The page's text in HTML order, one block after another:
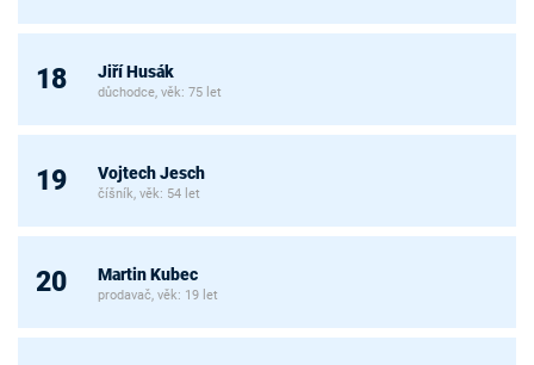
18 Jiří Husák
důchodce, věk: 75 let
19 Vojtech Jesch
číšník, věk: 54 let
20 Martin Kubec
prodavač, věk: 19 let